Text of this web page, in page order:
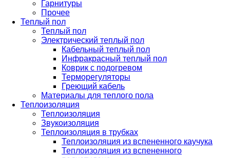
Гарнитуры
Прочее
Теплый пол
Теплый пол
Электрический теплый пол
Кабельный теплый пол
Инфракрасный теплый пол
Коврик с подогревом
Терморегуляторы
Греющий кабель
Материалы для теплого пола
Теплоизоляция
Теплоизоляция
Звукоизоляция
Теплоизоляция в трубках
Теплоизоляция из вспененного каучука
Теплоизоляция из вспененного